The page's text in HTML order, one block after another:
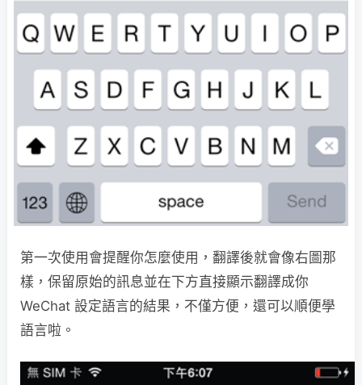
第一次使用會提醒你怎麼使用，翻譯後就會像右圖那
樣，保留原始的訊息並在下方直接顯示翻譯成你
WeChat 設定語言的結果，不僅方便，還可以順便學
語言啦。